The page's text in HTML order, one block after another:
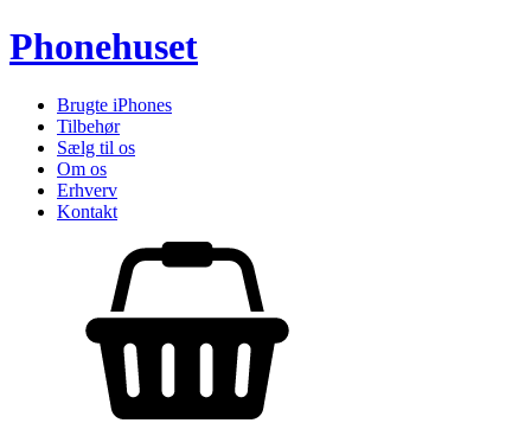
Phonehuset
Brugte iPhones
Tilbehør
Sælg til os
Om os
Erhverv
Kontakt